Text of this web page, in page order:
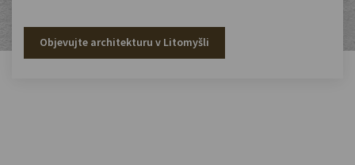
Objevujte architekturu v Litomyšli